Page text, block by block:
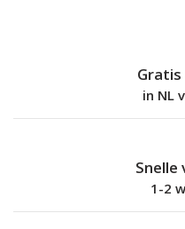
Gratis
in NL
Snelle
1-2